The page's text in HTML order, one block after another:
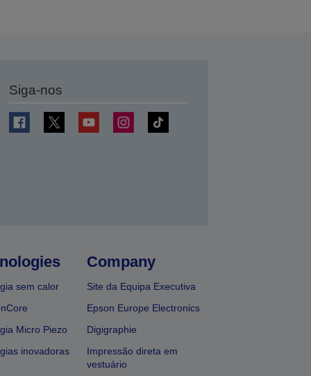
Siga-nos
sem calor
Micro Piezo
inovadoras
Company
Site da Equipa Executiva
Epson Europe Electronics
Digigraphie
Impressão direta em
vestuário